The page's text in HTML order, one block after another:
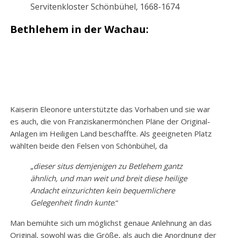
Servitenkloster Schönbühel, 1668-1674
Bethlehem in der Wachau:
Kaiserin Eleonore unterstützte das Vorhaben und sie war
es auch, die von Franziskanermönchen Pläne der Original-
Anlagen im Heiligen Land beschaffte. Als geeigneten Platz
wählten beide den Felsen von Schönbühel, da
„dieser situs demjenigen zu Betlehem gantz
ähnlich, und man weit und breit diese heilige
Andacht einzurichten kein bequemlichere
Gelegenheit findn kunte.“
Man bemühte sich um möglichst genaue Anlehnung an das
Original, sowohl was die Größe, als auch die Anordnung der